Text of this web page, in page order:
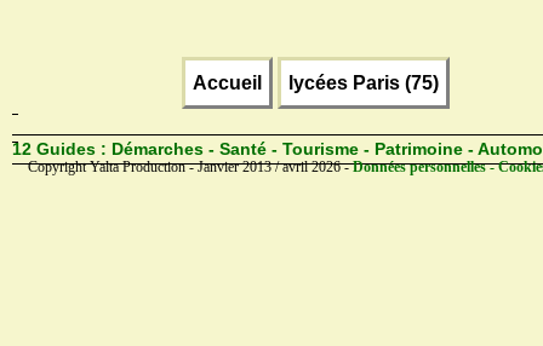
Accueil lycées Paris (75)
12 Guides : Démarches - Santé - Tourisme - Patrimoine -
Copyright Yalta Production - Janvier 2013 / avril 2026 -Données personnelles -